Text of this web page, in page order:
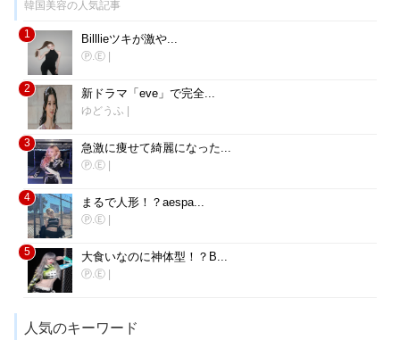
韓国美容の人気記事
1 Billlieツキが激や...
Ⓟ.Ⓔ
2 新ドラマ「eve」で完全...
ゆどうふ
3 急激に痩せて綺麗になった...
Ⓟ.Ⓔ
4 まるで人形！？aespa...
Ⓟ.Ⓔ
5 大食いなのに神体型！？B...
Ⓟ.Ⓔ
人気のキーワード